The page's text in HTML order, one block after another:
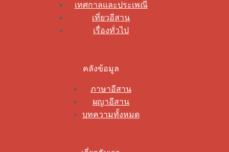
เทศกาลและประเพณี
เที่ยวอีสาน
เรื่องทั่วไป
คลังข้อมูล
ภาษาอีสาน
ผญาอีสาน
บทความทั้งหมด